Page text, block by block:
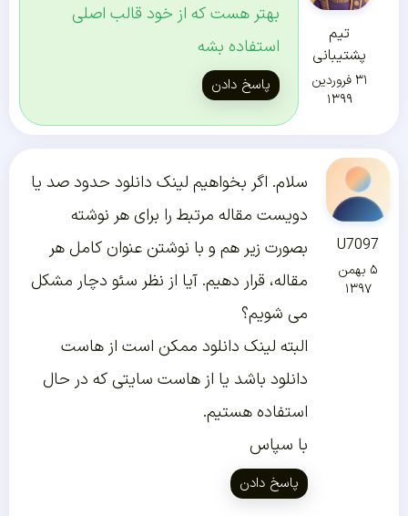
تیم
پشتیبانی
۳۱ فروردین
۱۳۹۹
بهتر هست که از خود قالب اصلی
استفاده بشه
پاسخ دادن
U7097
۵ بهمن
۱۳۹۷
سلام. اگر بخواهیم لینک دانلود حدود صد یا
دویست مقاله مرتبط را برای هر نوشته
بصورت زیر هم و با نوشتن عنوان کامل هر
مقاله، قرار دهیم. آیا از نظر سئو دچار مشکل
می شویم؟
البته لینک دانلود ممکن است از هاست
دانلود باشد یا از هاست سایتی که در حال
استفاده هستیم.
با سپاس
پاسخ دادن